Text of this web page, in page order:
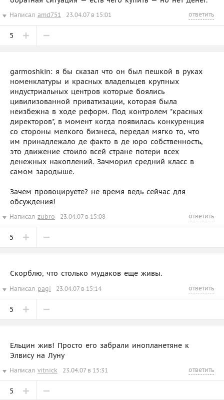
Написал amd751 23.04.07 в 15:01 ответить
5
garmoshkin: я бы сказал что он был пешкой в руках
номенклатуры и красных владельцев крупных
индустриальных центров которые боялись
цивилизованной приватизации, которая была
неизбежна в ходе реформ. Под контролем "красных
директоров", в момент когда появилась конкуренция
со стороны мелкого бизнеса, передал мягко то, что
им принадлежало де факто в де юро собственность,
это движение стоило всей стране потери всех
денежных накоплений. Зачморил средний класс в
самом зародыше.
Зачем провоцируете? не время ведь сейчас для
обсуждения!
Написал zubro 23.04.07 в 15:08 ответить
5
Скорблю, что столько мудаков еще живы.
Написал pagi 23.04.07 в 15:14 ответить
5
Ельцин жив! Просто его забрали инопланетяне к
Элвису на Луну
Написал vitnick 23.04.07 в 15:31 ответить
5